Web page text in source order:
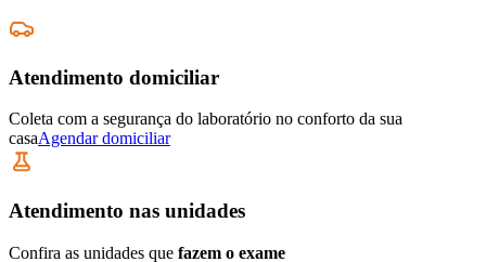
Atendimento domiciliar
Coleta com a segurança do laboratório no conforto da sua
casaAgendar domiciliar
Atendimento nas unidades
Confira as unidades que fazem o exame